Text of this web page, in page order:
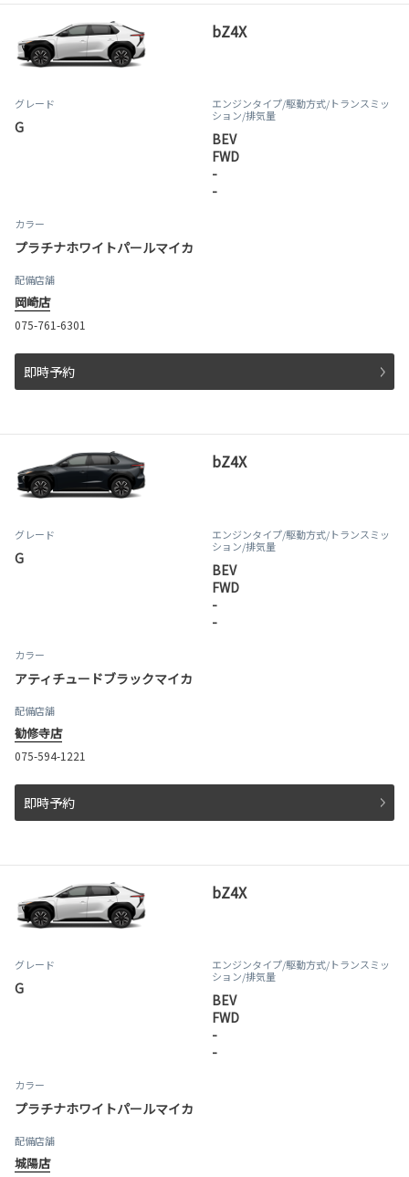
bZ4X
グレード
G
エンジンタイプ/駆動方式/トランスミッ
ション/排気量
BEV
FWD
-
-
カラー
プラチナホワイトパールマイカ
配備店舗
岡崎店
075-761-6301
即時予約
bZ4X
グレード
G
エンジンタイプ/駆動方式/トランスミッ
ション/排気量
BEV
FWD
-
-
カラー
アティチュードブラックマイカ
配備店舗
勧修寺店
075-594-1221
即時予約
bZ4X
グレード
G
エンジンタイプ/駆動方式/トランスミッ
ション/排気量
BEV
FWD
-
-
カラー
プラチナホワイトパールマイカ
配備店舗
城陽店